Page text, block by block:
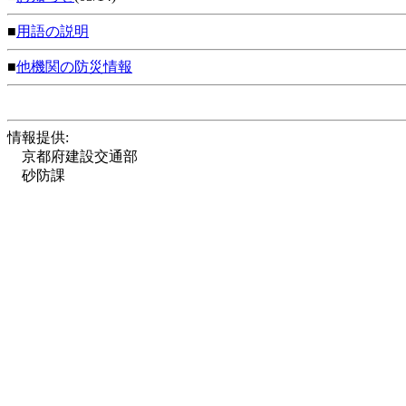
■用語の説明
■他機関の防災情報
情報提供:
京都府建設交通部
砂防課